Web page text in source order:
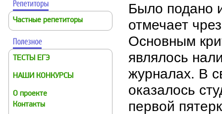
Частные репетиторы
ТЕСТЫ ЕГЭ
НАШИ КОНКУРСЫ
О проекте
Контакты
Было подано
отмечает
Основным
являлось
журналах. В
оказалось
первой